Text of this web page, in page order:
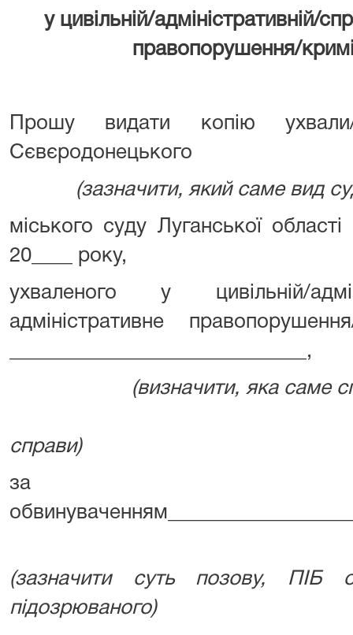
у цивільній/адміністративній/
правопорушення/
Прошу видати копію ухвали/
Сєвєродонецького
(зазначити, який саме вид
міського суду Луганської області
20____ року,
ухваленого у цивільній/
адміністративне
_____________________________,
(визначити, яка
справи)
за
(зазначити суть позову, ПІБ
підозрюваного)